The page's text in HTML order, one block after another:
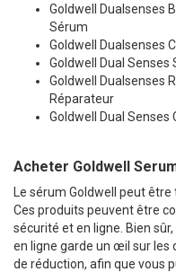
Goldwell Dualsenses
Sérum
Goldwell Dualsenses
Goldwell Dual
Goldwell Dualsenses
Réparateur
Goldwell Dual Senses
Acheter Goldwell
Le sérum Goldwell peut
Ces produits peuvent être
sécurité et en ligne. Bien
en ligne garde un œil sur
de réduction, afin que vous